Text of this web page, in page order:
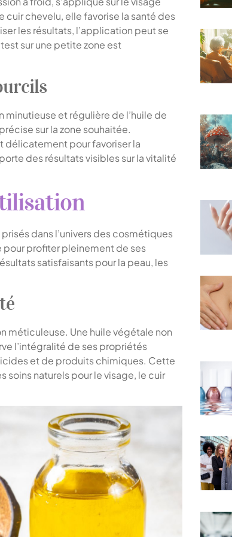
cuir chevelu, elle favorise la santé des
les résultats, l’application peut se
sur une petite zone est
et régulière de l’huile de
sur la zone souhaitée.
délicatement pour favoriser la
des résultats visibles sur la vitalité
dans l’univers des cosmétiques
profiter pleinement de ses
satisfaisants pour la peau, les
méticuleuse. Une huile végétale non
l’intégralité de ses propriétés
et de produits chimiques. Cette
soins naturels pour le visage, le cuir